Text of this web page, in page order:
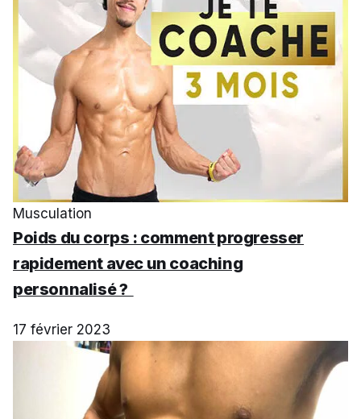
Musculation
Poids du corps : comment progresser
rapidement avec un coaching
personnalisé ?
17 février 2023